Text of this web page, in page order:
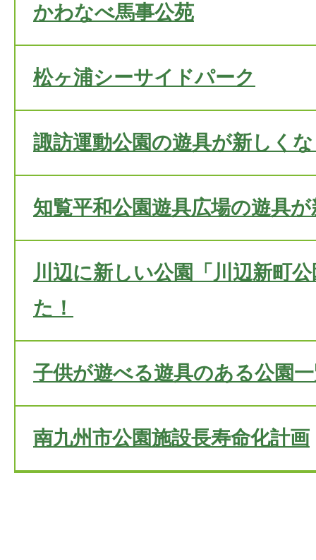
かわなべ馬事公苑
松ヶ浦シーサイドパーク
諏訪運動公園の遊具が新しく
知覧平和公園遊具広場の遊具
川辺に新しい公園「川辺新町
た！
子供が遊べる遊具のある公園
南九州市公園施設長寿命化計画